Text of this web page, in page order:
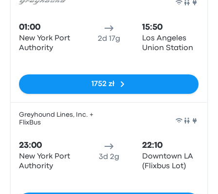
01:00
New York Port
Authority
2d 17g
15:50
Los Angeles
Union Station
1752 zł
Greyhound Lines, Inc. +
FlixBus
23:00
New York Port
Authority
3d 2g
22:10
Downtown LA
(Flixbus Lot)